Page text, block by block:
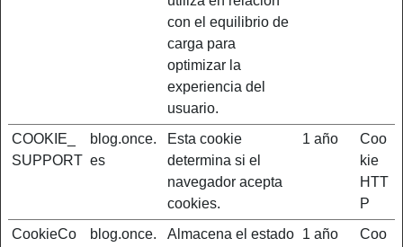
con el equilibrio de
carga para
optimizar la
experiencia del
usuario.
COOKIE_
SUPPORT
blog.once.
es
Esta cookie
determina si el
navegador acepta
cookies.
1 año
Coo
kie
HTT
P
CookieCo
blog.once.
Almacena el estado 1 año
Coo